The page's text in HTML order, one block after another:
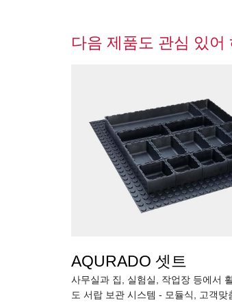
다음 제품도 관심 있어
AQURADO 셋트
사무실과 집, 실험실, 작업장 등에서
도 서랍 보관 시스템 - 모듈식, 고객맞